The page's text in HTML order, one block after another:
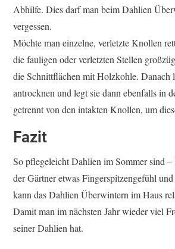
Abhilfe. Dies darf man beim Dahlien
vergessen.
Möchte man einzelne, verletzte Knollen
die fauligen oder verletzten Stellen
die Schnittflächen mit Holzkohle. Danach
antrocknen und legt sie dann ebenfalls in
getrennt von den intakten Knollen, um
Fazit
So pflegeleicht Dahlien im Sommer sind
der Gärtner etwas Fingerspitzengefühl
kann das Dahlien Überwintern im Haus
Damit man im nächsten Jahr wieder viel
seiner Dahlien hat.